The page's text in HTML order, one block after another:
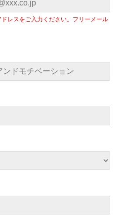
レスをご入力ください。フリーメール